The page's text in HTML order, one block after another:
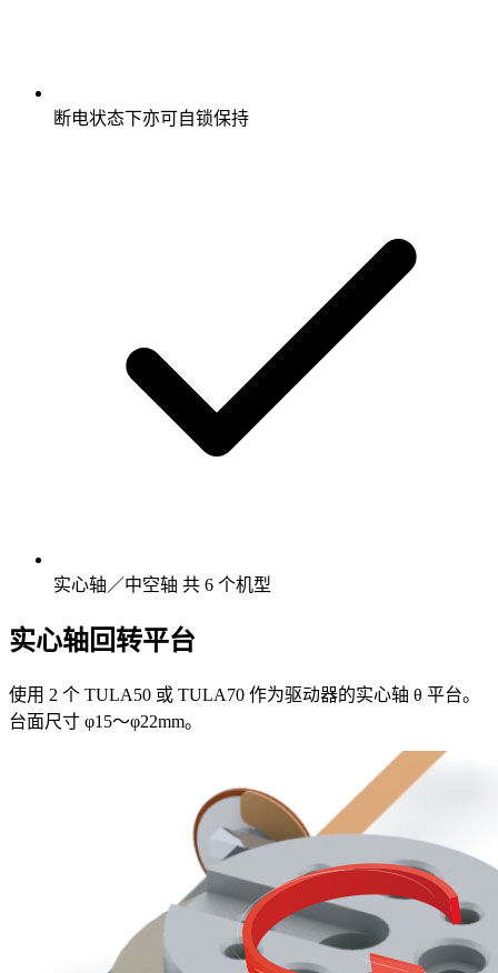
断电状态下亦可自锁保持
实心轴／中空轴 共 6 个机型
实心轴回转平台
使用 2 个 TULA50 或 TULA70 作为驱动器的实心轴 θ 平台。
台面尺寸 φ15〜φ22mm。